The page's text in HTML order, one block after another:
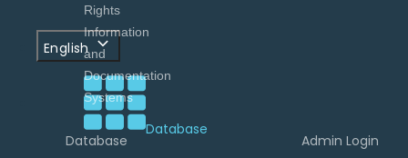
English
Database
Database Admin Login